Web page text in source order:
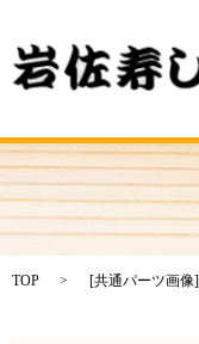
TOP [共通パーツ画像]